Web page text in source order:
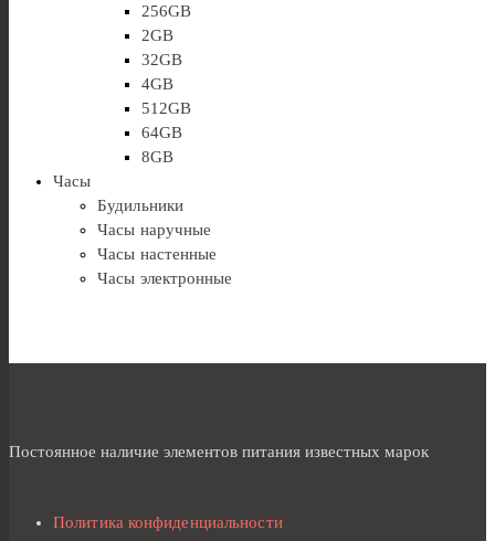
256GB
2GB
32GB
4GB
512GB
64GB
8GB
Часы
Будильники
Часы наручные
Часы настенные
Часы электронные
Постоянное наличие элементов питания известных марок
Политика конфиденциальности